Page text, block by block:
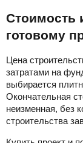
Стоимость
готовому
Цена
затратами на
выбирается
Окончательная
неизменная, без
строительства